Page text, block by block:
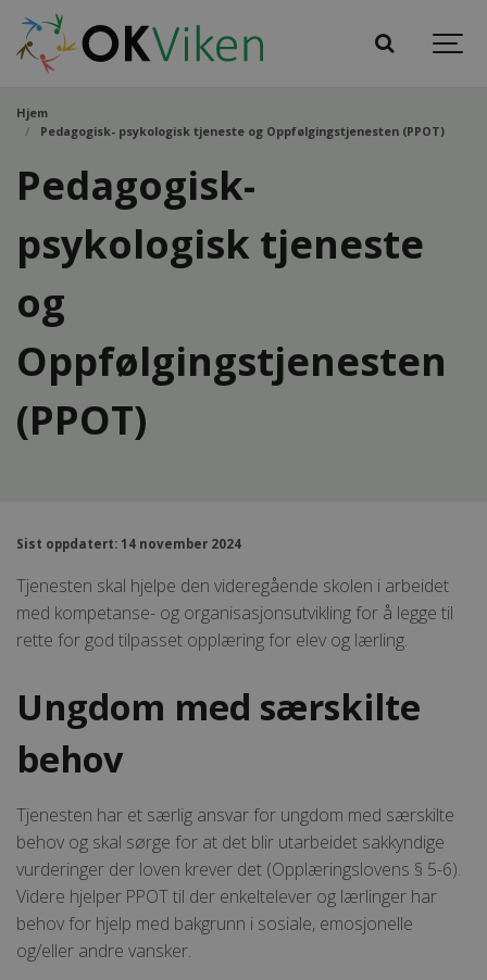
Hjem
Pedagogisk- psykologisk tjeneste og Oppfølgingstjenesten (PPOT)
Pedagogisk-
psykologisk tjeneste
og
Oppfølgingstjenesten
(PPOT)
Sist oppdatert: 14 november 2024
Tjenesten skal hjelpe den videregående skolen i arbeidet
med kompetanse- og organisasjonsutvikling for å legge til
rette for god tilpasset opplæring for elev og lærling.
Ungdom med særskilte
behov
Tjenesten har et særlig ansvar for ungdom med særskilte
behov og skal sørge for at det blir utarbeidet sakkyndige
vurderinger der loven krever det (Opplæringslovens § 5-6).
Videre hjelper PPOT til der enkeltelever og lærlinger har
behov for hjelp med bakgrunn i sosiale, emosjonelle
og/eller andre vansker.